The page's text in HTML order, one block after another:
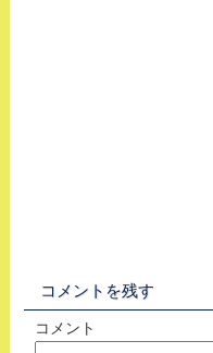
コメントを残す
コメント